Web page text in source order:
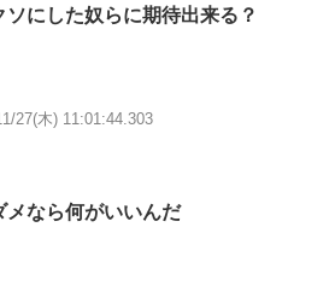
にした奴らに期待出来る？
27(木) 11:01:44.303
メなら何がいいんだ